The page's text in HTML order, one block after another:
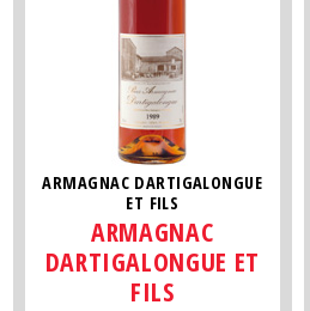
ARMAGNAC DARTIGALONGUE
ET FILS
ARMAGNAC
DARTIGALONGUE ET
FILS